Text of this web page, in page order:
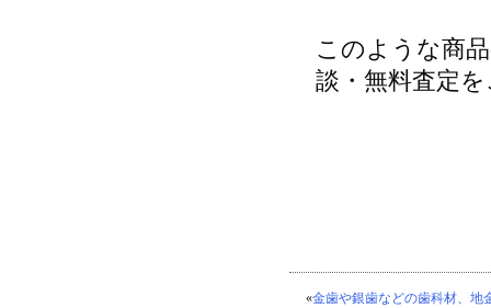
このような商
談・無料査定
«金歯や銀歯などの歯科材、地